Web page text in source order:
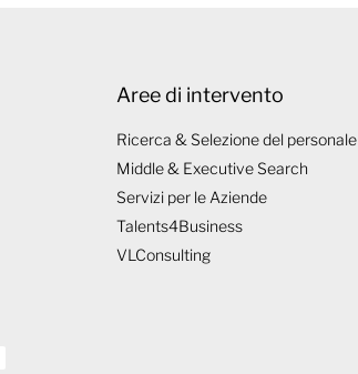
Aree di intervento
Ricerca & Selezione del personale
Middle & Executive Search
Servizi per le Aziende
Talents4Business
VLConsulting